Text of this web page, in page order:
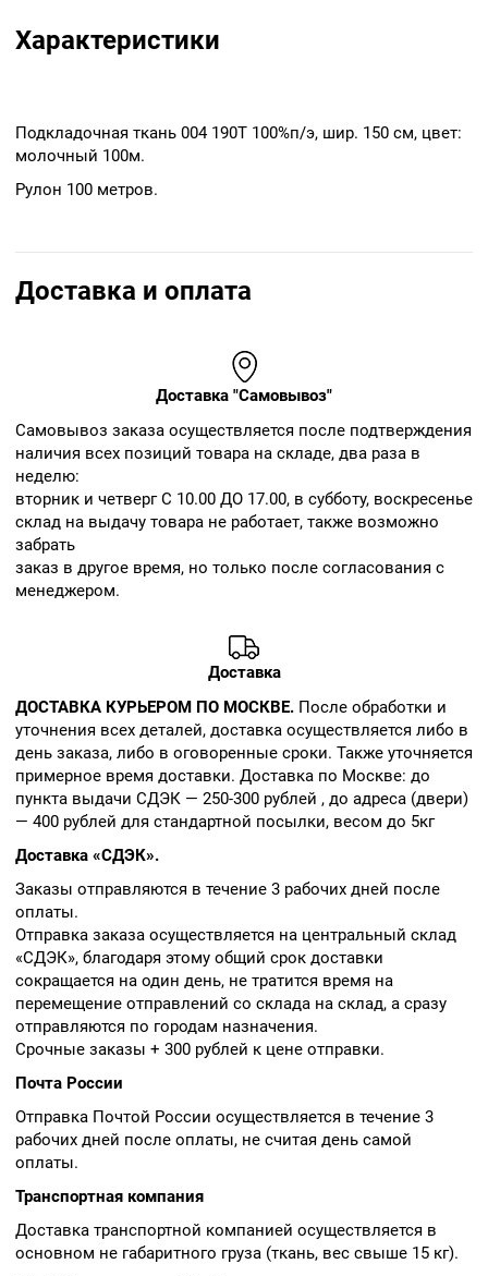
Характеристики
Подкладочная ткань 004 190Т 100%п/э, шир. 150 см, цвет:
молочный 100м.
Рулон 100 метров.
Доставка и оплата
Доставка "Самовывоз"
Cамовывоз заказа осуществляется после подтверждения
наличия всех позиций товара на складе, два раза в
неделю:
вторник и четверг С 10.00 ДО 17.00, в субботу, воскресенье
склад на выдачу товара не работает, также возможно
забрать
заказ в другое время, но только после согласования с
менеджером.
Доставка
ДОСТАВКА КУРЬЕРОМ ПО МОСКВЕ. После обработки и
уточнения всех деталей, доставка осуществляется либо в
день заказа, либо в оговоренные сроки. Также уточняется
примерное время доставки. Доставка по Москве: до
пункта выдачи СДЭК — 250-300 рублей , до адреса (двери)
— 400 рублей для стандартной посылки, весом до 5кг
Доставка «СДЭК».
Заказы отправляются в течение 3 рабочих дней после
оплаты.
Отправка заказа осуществляется на центральный склад
«СДЭК», благодаря этому общий срок доставки
сокращается на один день, не тратится время на
перемещение отправлений со склада на склад, а сразу
отправляются по городам назначения.
Срочные заказы + 300 рублей к цене отправки.
Почта России
Отправка Почтой России осуществляется в течение 3
рабочих дней после оплаты, не считая день самой
оплаты.
Транспортная компания
Доставка транспортной компанией осуществляется в
основном не габаритного груза (ткань, вес свыше 15 кг).